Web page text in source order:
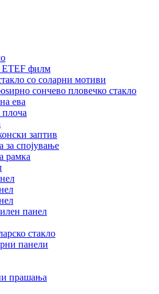
ETEF филм
со соларни мотиви
сончево пловечко стакло
ева
плоча
заптив
за спојување
рамка
панел
стакло
панели
прашања